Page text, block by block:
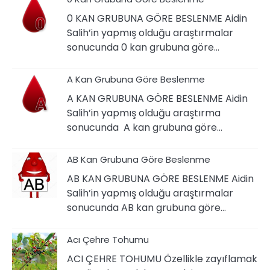
0 KAN GRUBUNA GÖRE BESLENME Aidin
Salih’in yapmış olduğu araştırmalar
sonucunda 0 kan grubuna göre…
A Kan Grubuna Göre Beslenme
A KAN GRUBUNA GÖRE BESLENME Aidin
Salih’in yapmış olduğu araştırma
sonucunda A kan grubuna göre…
AB Kan Grubuna Göre Beslenme
AB KAN GRUBUNA GÖRE BESLENME Aidin
Salih’in yapmış olduğu araştırmalar
sonucunda AB kan grubuna göre…
Acı Çehre Tohumu
ACI ÇEHRE TOHUMU Özellikle zayıflamak